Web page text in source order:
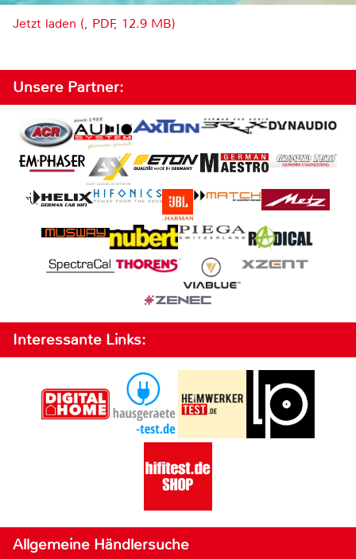
Jetzt laden (, PDF, 12.9 MB)
Unsere Partner:
Interessante Links:
Allgemeine Händlersuche